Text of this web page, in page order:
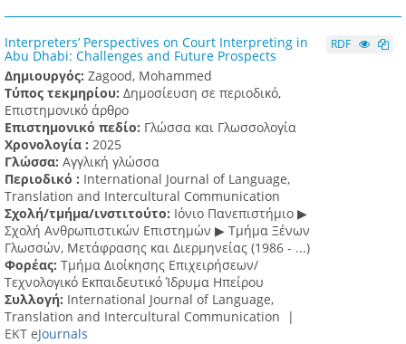
Interpreters’ Perspectives on Court Interpreting in
Abu Dhabi: Challenges and Future Prospects
Δημιουργός: Zagood, Mohammed
Τύπος τεκμηρίου: Δημοσίευση σε περιοδικό,
Επιστημονικό άρθρο
Επιστημονικό πεδίο: Γλώσσα και Γλωσσολογία
Χρονολογία : 2025
Γλώσσα: Αγγλική γλώσσα
Περιοδικό : International Journal of Language,
Translation and Intercultural Communication
Σχολή/τμήμα/ινστιτούτο: Ιόνιο Πανεπιστήμιο ▶
Σχολή Ανθρωπιστικών Επιστημών ▶ Tμήμα Ξένων
Γλωσσών, Mετάφρασης και Διερμηνείας (1986 - ...)
Φορέας: Τμήμα Διοίκησης Επιχειρήσεων/
Τεχνολογικό Εκπαιδευτικό Ίδρυμα Ηπείρου
Συλλογή: International Journal of Language,
Translation and Intercultural Communication |
ΕΚΤ eJournals
RDF